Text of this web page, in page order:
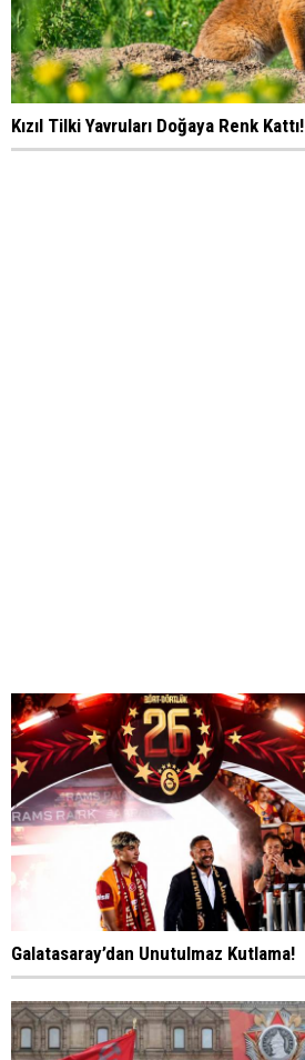
Kızıl Tilki Yavruları Doğaya Renk Kattı!
Galatasaray’dan Unutulmaz Kutlama!